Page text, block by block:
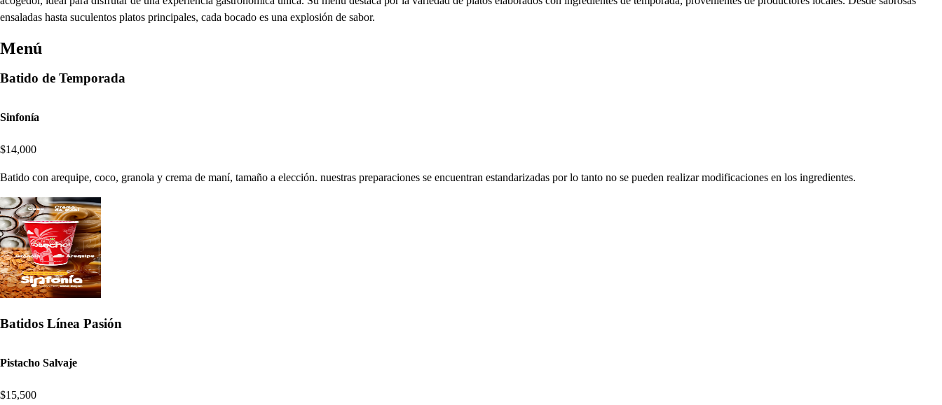
ensaladas hasta suculentos platos principales, cada bocado es una explosión de sabor.
Menú
Batido de Temporada
Sinfonía
$14,000
Batido con arequipe, coco, granola y crema de maní, tamaño a elección. nuestras preparaciones se encuentran estandarizadas por lo tanto no se pueden realizar modificaciones en los ingredientes.
Batidos Línea Pasión
Pistacho Salvaje
$15,500